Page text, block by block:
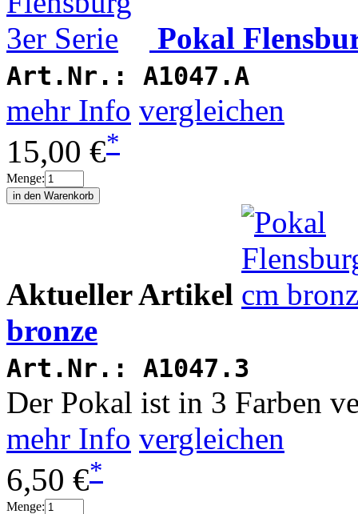
Pokal
Art.Nr.: A1047.A
mehr Info vergleichen
15,00 €*
Menge:
Aktueller Artikel
bronze
Art.Nr.: A1047.3
Der Pokal ist in 3 Farben
mehr Info vergleichen
6,50 €*
Menge: